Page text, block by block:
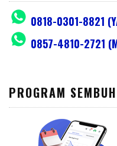
0818-0301-8821
0857-4810-2721
PROGRAM